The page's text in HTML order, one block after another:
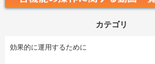
カテゴリ
効果的に運用するために